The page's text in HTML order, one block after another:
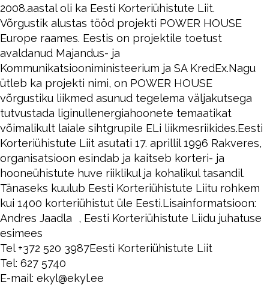
2008.aastal oli ka Eesti Korteriühistute Liit.
Võrgustik alustas tööd projekti POWER HOUSE
Europe raames. Eestis on projektile toetust
avaldanud Majandus- ja
Kommunikatsiooniministeerium ja SA KredEx.Nagu
ütleb ka projekti nimi, on POWER HOUSE
võrgustiku liikmed asunud tegelema väljakutsega
tutvustada liginullenergiahoonete temaatikat
võimalikult laiale sihtgrupile ELi liikmesriikides.Eesti
Korteriühistute Liit asutati 17. aprillil 1996 Rakveres,
organisatsioon esindab ja kaitseb korteri- ja
hooneühistute huve riiklikul ja kohalikul tasandil.
Tänaseks kuulub Eesti Korteriühistute Liitu rohkem
kui 1400 korteriühistut üle Eesti.Lisainformatsioon:
Andres Jaadla , Eesti Korteriühistute Liidu juhatuse
esimees
Tel +372 520 3987Eesti Korteriühistute Liit
Tel: 627 5740
E-mail: ekyl@ekyl.ee